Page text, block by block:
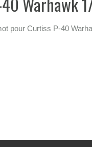
pour Curtiss P-40